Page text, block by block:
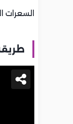
السعرات الحرارية: